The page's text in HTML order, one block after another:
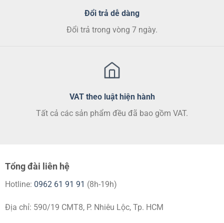
Đổi trả dễ dàng
Đổi trả trong vòng 7 ngày.
VAT theo luật hiện hành
Tất cả các sản phẩm đều đã bao gồm VAT.
Tổng đài liên hệ
Hotline: 0962 61 91 91 (8h-19h)
Địa chỉ: 590/19 CMT8, P. Nhiêu Lộc, Tp. HCM